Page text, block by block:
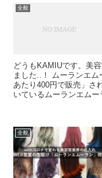
全般
どうもKAMIUです。美
ました..！ ムーランエ
あたり400円で販売」さ
いているムーランエム
全般